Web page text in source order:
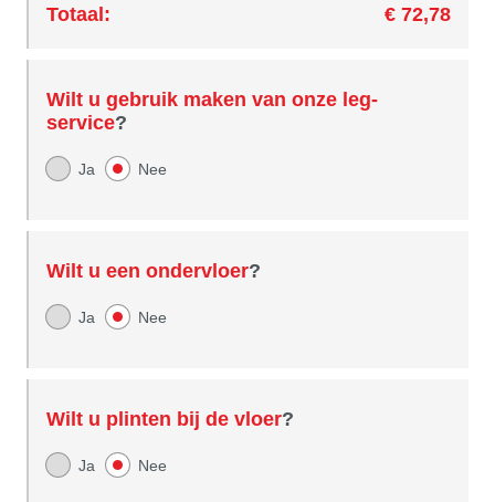
Totaal: € 72,78
Wilt u gebruik maken van onze leg-
service?
Ja Nee
Wilt u een ondervloer?
Ja Nee
Wilt u plinten bij de vloer?
Ja Nee